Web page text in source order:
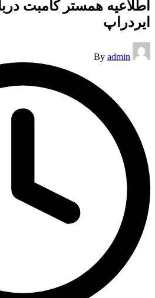
اطلاعیه همستر کامبت
ایردراپ
Posted
by
By admin